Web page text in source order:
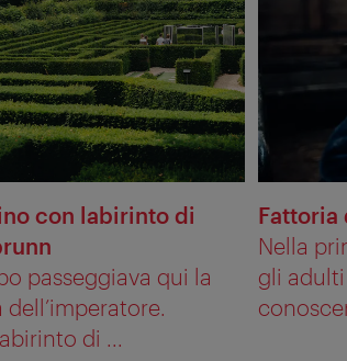
con labirinto di
passeggiava qui la
di ...
Fattoria
Nella
gli